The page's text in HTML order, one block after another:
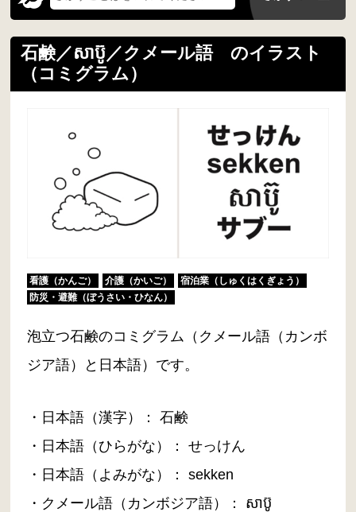
石鹸／សាប៊ូ／クメール語 のイラスト
（コミグラム）
看護（かんご） 介護（かいご）
宿泊業（しゅくはくぎょう）
防災・避難（ぼうさい・ひなん）
泡立つ石鹸のコミグラム（クメール語（カンボ
ジア語）と日本語）です。
・日本語（漢字）： 石鹸
・日本語（ひらがな）： せっけん
・日本語（よみがな）： sekken
・クメール語（カンボジア語）： សាប៊ូ